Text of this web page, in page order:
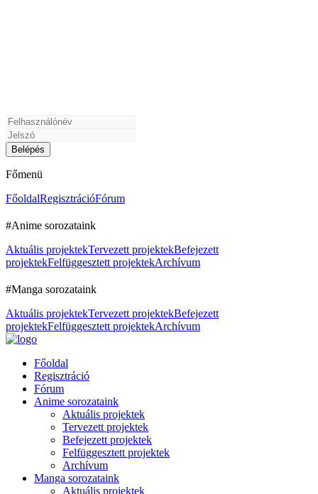
Főmenü
FőoldalRegisztrációFórum
#Anime sorozataink
Aktuális projektekTervezett projektekBefejezett
projektekFelfüggesztett projektekArchívum
#Manga sorozataink
Aktuális projektekTervezett projektekBefejezett
projektekFelfüggesztett projektekArchívum
Főoldal
Regisztráció
Fórum
Anime sorozataink
Aktuális projektek
Tervezett projektek
Befejezett projektek
Felfüggesztett projektek
Archívum
Manga sorozataink
Aktuális projektek